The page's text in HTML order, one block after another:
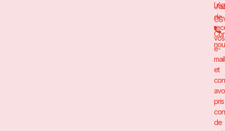
de
vos
e-
et
pris
de